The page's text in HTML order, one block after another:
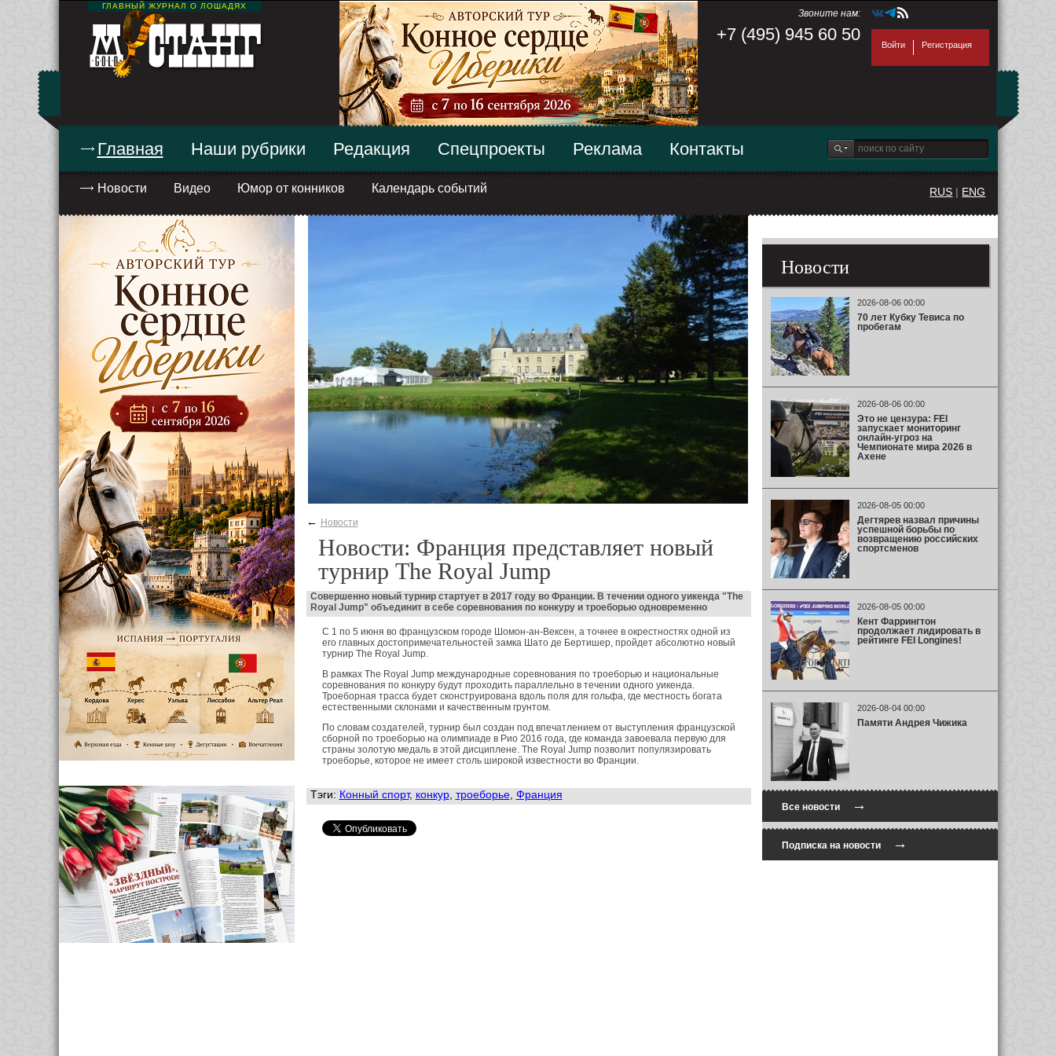
ГЛАВНЫЙ ЖУРНАЛ О ЛОШАДЯХ
Звоните нам:
+7 (495) 945 60 50
Войти Регистрация
Главная
Новости Видео Юмор от конников Календарь событий
Наши рубрики Редакция Спецпроекты Реклама Контакты
RUS | ENG
← Новости
Новости: Франция представляет новый
турнир The Royal Jump
Совершенно новый турнир стартует в 2017 году во Франции. В течении одного уикенда "The
Royal Jump" объединит в себе соревнования по конкуру и троеборью одновременно
С 1 по 5 июня во французском городе Шомон-ан-Вексен, а точнее в окрестностях одной из
его главных достопримечательностей замка Шато де Бертишер, пройдет абсолютно новый
турнир The Royal Jump.
В рамках The Royal Jump международные соревнования по троеборью и национальные
соревнования по конкуру будут проходить параллельно в течении одного уикенда.
Троеборная трасса будет сконструирована вдоль поля для гольфа, где местность богата
естественными склонами и качественным грунтом.
По словам создателей, турнир был создан под впечатлением от выступления французской
сборной по троеборью на олимпиаде в Рио 2016 года, где команда завоевала первую для
страны золотую медаль в этой дисциплене. The Royal Jump позволит популязировать
троеборье, которое не имеет столь широкой известности во Франции.
Тэги: Конный спорт, конкур, троеборье, Франция
Новости
2026-08-06 00:00
70 лет Кубку Тевиса по
пробегам
2026-08-06 00:00
Это не цензура: FEI
запускает мониторинг
онлайн-угроз на
Чемпионате мира 2026 в
Ахене
2026-08-05 00:00
Дегтярев назвал причины
успешной борьбы по
возвращению российских
спортсменов
2026-08-05 00:00
Кент Фаррингтон
продолжает лидировать в
рейтинге FEI Longines!
2026-08-04 00:00
Памяти Андрея Чижика
Все новости→
Подписка на новости→